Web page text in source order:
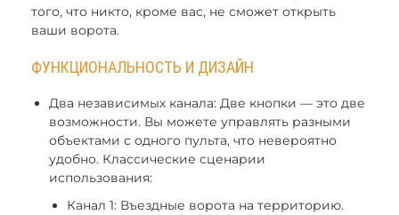
того, что никто, кроме вас, не сможет открыть
ваши ворота.
ФУНКЦИОНАЛЬНОСТЬ И ДИЗАЙН
Два независимых канала: Две кнопки — это две
возможности. Вы можете управлять разными
объектами с одного пульта, что невероятно
удобно. Классические сценарии
использования:
Канал 1: Въездные ворота на территорию.